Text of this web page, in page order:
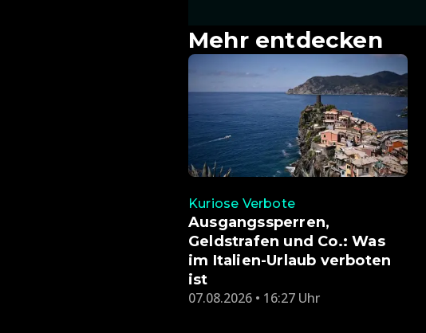
Mehr entdecken
Kuriose Verbote
Ausgangssperren,
Geldstrafen und Co.: Was
im Italien-Urlaub verboten
ist
07.08.2026 • 16:27 Uhr